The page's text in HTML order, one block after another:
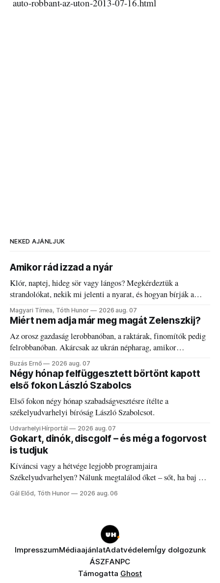
auto-robbant-az-uton-2013-07-16.html
NEKED AJÁNLJUK
Amikor rád izzad a nyár
Klór, naptej, hideg sör vagy lángos? Megkérdeztük a
strandolókat, nekik mi jelenti a nyarat, és hogyan bírják a
kánikulát.
Magyari Tímea, Tóth Hunor 2026 aug. 07
Miért nem adja már meg magát Zelenszkij?
Az orosz gazdaság lerobbanóban, a raktárak, finomítók pedig
felrobbanóban. Akárcsak az ukrán népharag, amikor
elégedetlen vezetőivel.
Buzás Ernő 2026 aug. 07
Négy hónap felfüggesztett börtönt kapott
első fokon László Szabolcs
Első fokon négy hónap szabadságvesztésre ítélte a
székelyudvarhelyi bíróság László Szabolcsot.
Udvarhelyi Hírportál 2026 aug. 07
Gokart, dinók, discgolf – és még a fogorvost
is tudjuk
Kíváncsi vagy a hétvége legjobb programjaira
Székelyudvarhelyen? Nálunk megtalálod őket – sőt, ha baj van
a fogaddal, a fogorvosi ügyeletet is!
Gál Előd, Tóth Hunor 2026 aug. 06
ImpresszumMédiaajánlatAdatvédelemÍgy dolgozunk
ÁSZFANPC
Támogatta Ghost